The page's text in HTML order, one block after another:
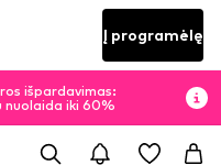
Į programėlę
išpardavimas:
nuolaida iki 60%